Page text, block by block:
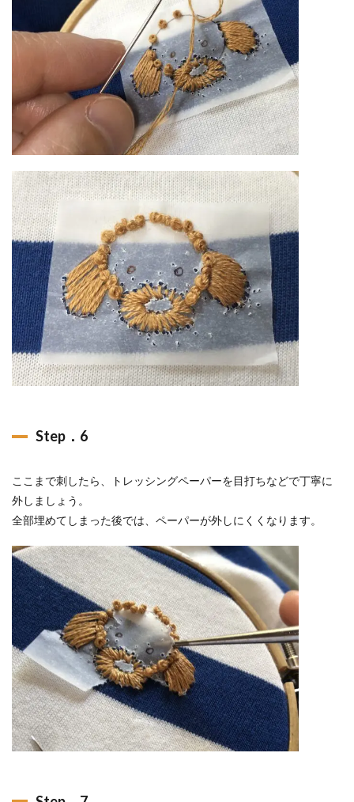
Step．6
ここまで刺したら、トレッシングペーパーを目打ちなどで丁寧に
外しましょう。
全部埋めてしまった後では、ペーパーが外しにくくなります。